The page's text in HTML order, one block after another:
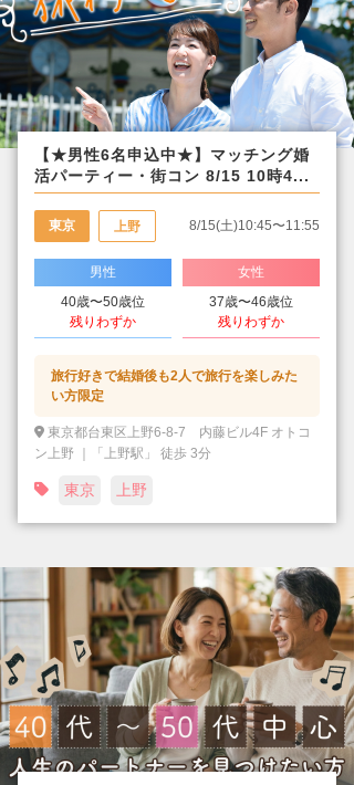
【★男性6名申込中★】マッチング婚
活パーティー・街コン 8/15 10時4...
東京 上野 8/15(土)10:45〜11:55
男性
40歳〜50歳位
残りわずか
女性
37歳〜46歳位
残りわずか
旅行好きで結婚後も2人で旅行を楽しみた
い方限定
東京都台東区上野6-8-7 内藤ビル4F オトコ
ン上野 ｜「上野駅」 徒歩 3分
東京 上野